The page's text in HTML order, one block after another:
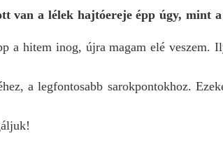
van a lélek hajtóereje épp úgy, mint
a hitem inog, újra magam elé veszem.
a legfontosabb sarokpontokhoz.